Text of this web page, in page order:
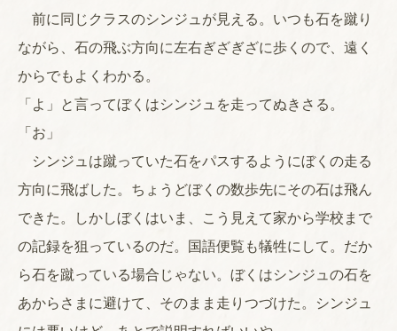
前に同じクラスのシンジュが見える。いつも石を蹴り
ながら、石の飛ぶ方向に左右ぎざぎざに歩くので、遠く
からでもよくわかる。
「よ」と言ってぼくはシンジュを走ってぬきさる。
「お」
シンジュは蹴っていた石をパスするようにぼくの走る
方向に飛ばした。ちょうどぼくの数歩先にその石は飛ん
できた。しかしぼくはいま、こう見えて家から学校まで
の記録を狙っているのだ。国語便覧も犠牲にして。だか
ら石を蹴っている場合じゃない。ぼくはシンジュの石を
あからさまに避けて、そのまま走りつづけた。シンジュ